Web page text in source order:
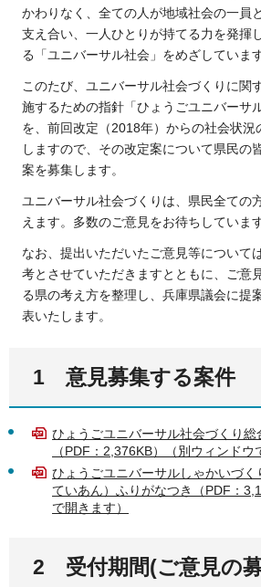
かわりなく、全ての人が地域社会の一員
支え合い、一人ひとりが持てる力を発揮
る「ユニバーサル社会」をめざしています
このたび、ユニバーサル社会づくりに関
施するための指針「ひょうごユニバーサ
を、前回改定（2018年）からの社会状況
しますので、その改定案について県民の
案を募集します。
ユニバーサル社会づくりは、県民全ての
えます。多数のご意見をお待ちしています
なお、提出いただいたご意見等について
考とさせていただきますとともに、ご意
る県の考え方を整理し、兵庫県議会に提
表いたします。
1 意見募集する案件
ひょうごユニバーサル社会づくり総
（PDF：2,376KB）（別ウィンドウ
ひょうごユニバーサルしゃかいづ
ていあん）ふりがなつき（PDF：
で開きます）
2
受付期間(ご意見の